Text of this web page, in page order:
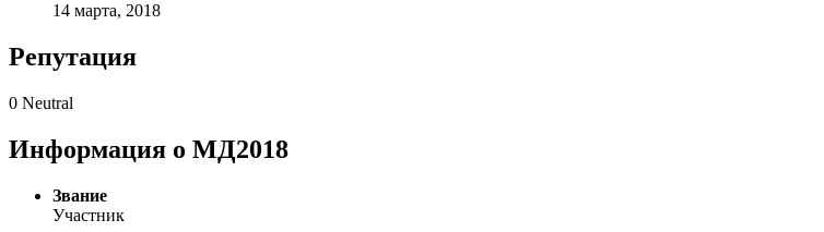
14 марта, 2018
Репутация
0 Neutral
Информация о МД2018
Звание
Участник